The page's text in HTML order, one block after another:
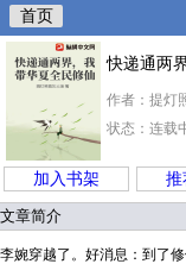
首页
快递通两
作者：提灯
状态：连载
加入书架 推
文章简介
李婉穿越了。好消息：到了